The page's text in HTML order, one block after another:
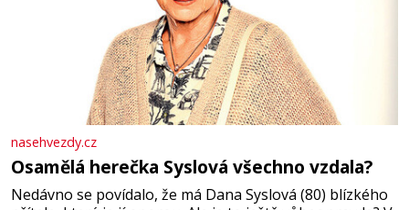
nasehvezdy.cz
Osamělá herečka Syslová všechno vzdala?
Nedávno se povídalo, že má Dana Syslová (80) blízkého